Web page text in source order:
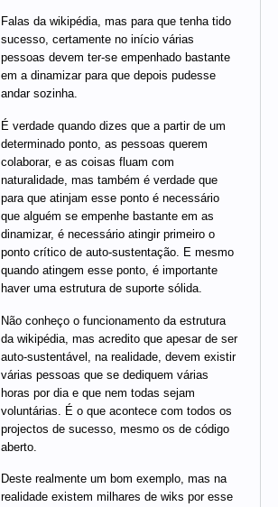
Falas da wikipédia, mas para que tenha tido
sucesso, certamente no início várias
pessoas devem ter-se empenhado bastante
em a dinamizar para que depois pudesse
andar sozinha.
É verdade quando dizes que a partir de um
determinado ponto, as pessoas querem
colaborar, e as coisas fluam com
naturalidade, mas também é verdade que
para que atinjam esse ponto é necessário
que alguém se empenhe bastante em as
dinamizar, é necessário atingir primeiro o
ponto crítico de auto-sustentação. E mesmo
quando atingem esse ponto, é importante
haver uma estrutura de suporte sólida.
Não conheço o funcionamento da estrutura
da wikipédia, mas acredito que apesar de ser
auto-sustentável, na realidade, devem existir
várias pessoas que se dediquem várias
horas por dia e que nem todas sejam
voluntárias. É o que acontece com todos os
projectos de sucesso, mesmo os de código
aberto.
Deste realmente um bom exemplo, mas na
realidade existem milhares de wiks por esse